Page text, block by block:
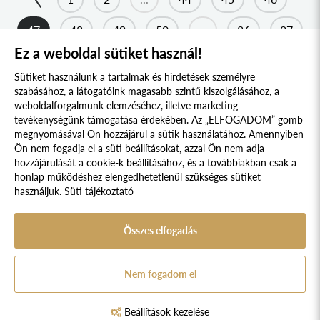
MÁRAMAROSI KOLLÉGIUM
DRÁVASZÖG ÉS SZLAVÓNIA KOLLÉGIUM
TESSEDIK SÁMUEL KOLLÉGIUM
AFRIKA KOLLÉGIUM
KELETI NYITÁS KOLLÉGIUM
IBERO-AMERICA KOLLÉGIUM
KERKAI JENŐ KOLLÉGIUM
SZENT-GYÖRGYI ALBERT KOLLÉGIUM
VARGA DOMOKOS KOLLÉGIUM
STEINDL IMRE PARLEMENTI KOLLÉGIUM
WESSELÉNYI MIKLÓS KOLLÉGIUM
2016
2015
2014
2013
2012
2011
2010
2009
2008
47 48 49 50 86 87
Süti szabályzat Adatvédelmi nyilatkozat
Jogi nyilatkozat
© 2017 - 2026 NÉPFŐISKOLA ALAPÍTVÁNY, LAKITELEK. MINDEN JOG
Ez a weboldal sütiket használ!
Sütiket használunk a tartalmak és hirdetések személyre
szabásához, a látogatóink magasabb szintű kiszolgálásához, a
weboldalforgalmunk elemzéséhez, illetve marketing
tevékenységünk támogatása érdekében. Az „ELFOGADOM” gomb
megnyomásával Ön hozzájárul a sütik használatához. Amennyiben
Ön nem fogadja el a süti beállításokat, azzal Ön nem adja
hozzájárulását a cookie-k beállításához, és a továbbiakban csak a
honlap működéshez elengedhetetlenül szükséges sütiket
használjuk. Süti tájékoztató
Összes elfogadás
Nem fogadom el
Beállítások kezelése